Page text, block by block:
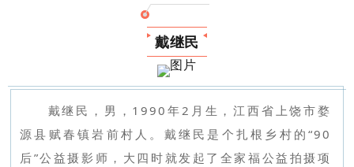
戴继民
戴继民，男，1990年2月生，江西省上饶市婺
源县赋春镇岩前村人。戴继民是个扎根乡村的“90
后”公益摄影师，大四时就发起了全家福公益拍摄项